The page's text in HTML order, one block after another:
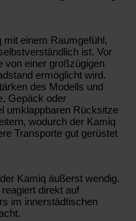
einem Raumgefühl,
ist. Vor
von einer großzügigen
ermöglicht wird.
des Modells und
Gepäck oder
umklappbaren Rücksitze
wodurch der Kamiq
Transporte gut gerüstet
Kamiq äußerst wendig.
direkt auf
im innerstädtischen